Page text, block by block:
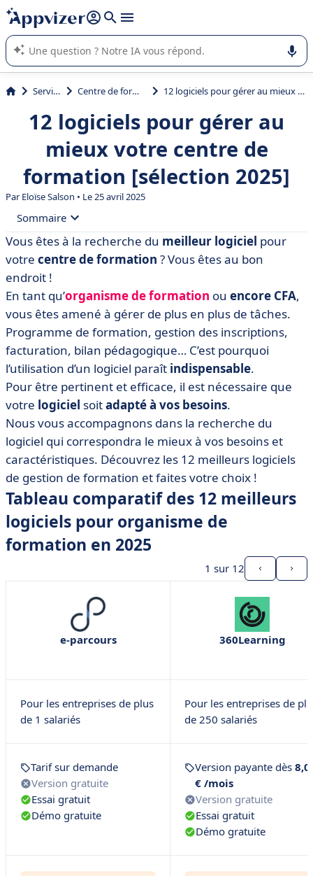
répondre (plusieurs lignes avec
L'IA de Appvizer vous guide dans l'utilisation ou la sélection de
logiciel SaaS en entreprise.
Services Centre de formation 12 logiciels pour gérer au mieux votre centre de formation [sélection 2025]
12 logiciels pour gérer au
mieux votre centre de
formation [sélection 2025]
Par Eloïse Salson • Le 25 avril 2025
Sommaire
• Tableau comparatif des 12 meilleurs logiciels pour
organisme de formation en 2025
• 360Learning
• Argalis
• Dendreo
• Digiforma
• e-parcours
• GesCOF
• iSpring Suite
• OF360
• OSCAR Campus
• PITCHBOY
• SC-Form
• VisioFormation
• Comment choisir votre logiciel formation ?
• Avez-vous trouvé votre bonheur ?
Vous êtes à la recherche du meilleur logiciel pour
votre centre de formation ? Vous êtes au bon
endroit !
En tant qu’organisme de formation ou encore CFA,
vous êtes amené à gérer de plus en plus de tâches.
Programme de formation, gestion des inscriptions,
facturation, bilan pédagogique… C’est pourquoi
l’utilisation d’un logiciel paraît indispensable.
Pour être pertinent et efficace, il est nécessaire que
votre logiciel soitadapté à vos besoins.
Nous vous accompagnons dans la recherche du
logiciel qui correspondra le mieux à vos besoins et
caractéristiques. Découvrez les 12 meilleurs logiciels
de gestion de formation et faites votre choix !
Tableau comparatif des 12 meilleurs
logiciels pour organisme de
formation en 2025
1 sur 12
e-parcours 360Learning
Pour les entreprises de plus
de 1 salariés
Pour les entreprises de
de 250 salariés
Tarif sur demande
Version gratuite
Essai gratuit
Démo gratuite
Version payante dès
€ /mois
Version gratuite
Essai gratuit
Démo gratuite